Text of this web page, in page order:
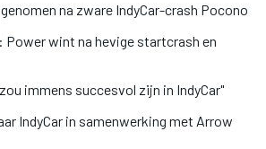
na zware IndyCar-crash Pocono
Power wint na hevige startcrash en
immens succesvol zijn in IndyCar"
IndyCar in samenwerking met Arrow